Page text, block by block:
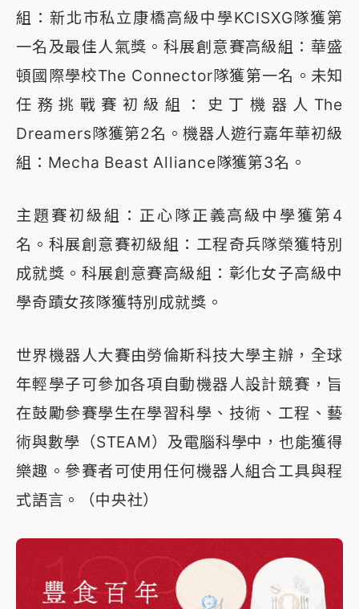
組：新北市私立康橋高級中學KCISXG隊獲第
一名及最佳人氣獎。科展創意賽高級組：華盛
頓國際學校The Connector隊獲第一名。未知
任務挑戰賽初級組：史丁機器人The
Dreamers隊獲第2名。機器人遊行嘉年華初級
組：Mecha Beast Alliance隊獲第3名。
主題賽初級組：正心隊正義高級中學獲第4
名。科展創意賽初級組：工程奇兵隊榮獲特別
成就獎。科展創意賽高級組：彰化女子高級中
學奇蹟女孩隊獲特別成就獎。
世界機器人大賽由勞倫斯科技大學主辦，全球
年輕學子可參加各項自動機器人設計競賽，旨
在鼓勵參賽學生在學習科學、技術、工程、藝
術與數學（STEAM）及電腦科學中，也能獲得
樂趣。參賽者可使用任何機器人組合工具與程
式語言。（中央社）